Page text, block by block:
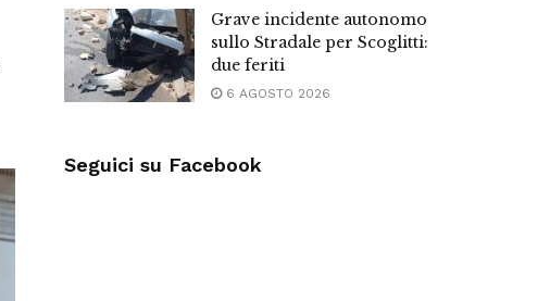
Grave incidente autonomo
sullo Stradale per Scoglitti:
due feriti
6 AGOSTO 2026
Seguici su Facebook